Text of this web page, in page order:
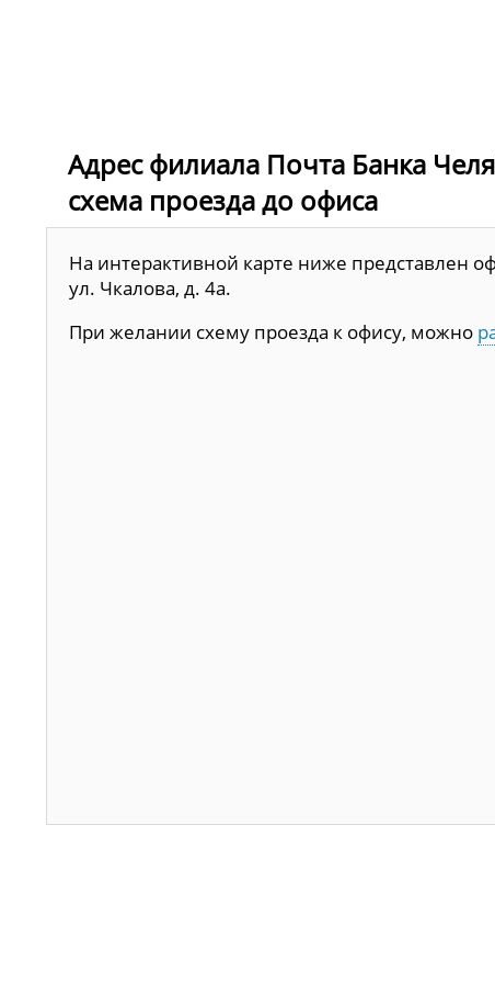
Адрес филиала Почта Банка
схема проезда до офиса
На интерактивной карте ниже представлен
ул. Чкалова, д. 4а.
При желании схему проезда к офису, можно